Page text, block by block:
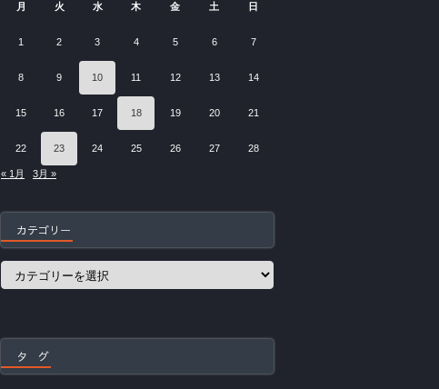
月 火 水 木 金 土 日
1 2 3 4 5 6 7
8 9 10 11 12 13 14
15 16 17 18 19 20 21
22 23 24 25 26 27 28
« 1月 3月 »
カテゴリー
カ
タ グ